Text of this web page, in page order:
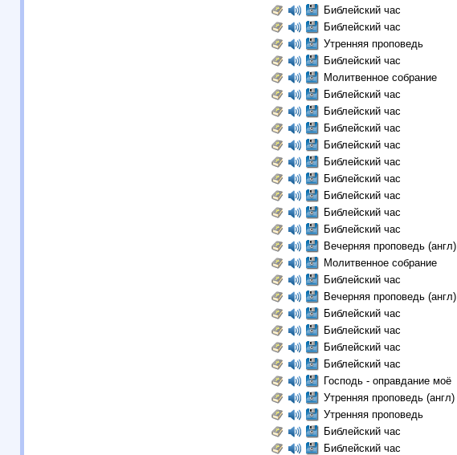
Библейский час
Библейский час
Утренняя проповедь
Библейский час
Молитвенное собрание
Библейский час
Библейский час
Библейский час
Библейский час
Библейский час
Библейский час
Библейский час
Библейский час
Библейский час
Вечерняя проповедь (англ)
Молитвенное собрание
Библейский час
Вечерняя проповедь (англ)
Библейский час
Библейский час
Библейский час
Библейский час
Господь - оправдание моё
Утренняя проповедь (англ)
Утренняя проповедь
Библейский час
Библейский час